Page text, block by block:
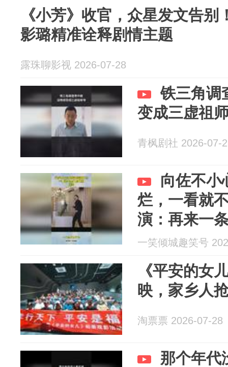
《小芳》收官，众星发文告
影璐精准诠释剧情主题
露珠聊影视 2026-07-28
铁三角调
变成三虚祖
青枫剧社 2026-07-
向佐不小
烂，一看就
演：再来一
一笑倾城趣笑号
《平安的女
映，家乡人
淘票票 2026-07-28
那个年代